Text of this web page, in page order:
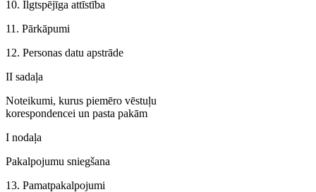
10. Ilgtspējīga attīstība
11. Pārkāpumi
12. Personas datu apstrāde
II sadaļa
Noteikumi, kurus piemēro vēstuļu
korespondencei un pasta pakām
I nodaļa
Pakalpojumu sniegšana
13. Pamatpakalpojumi